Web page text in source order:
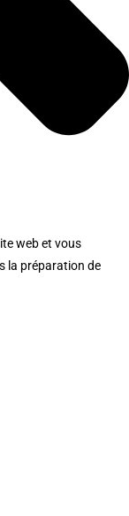
web et vous
la préparation de